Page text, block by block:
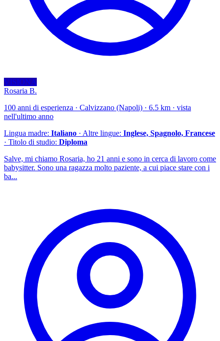
VISIONA
Rosaria B.
100 anni di esperienza · Calvizzano (Napoli) · 6.5 km · vista
nell'ultimo anno
Lingua madre: Italiano · Altre lingue: Inglese, Spagnolo, Francese
· Titolo di studio: Diploma
Salve, mi chiamo Rosaria, ho 21 anni e sono in cerca di lavoro come
babysitter. Sono una ragazza molto paziente, a cui piace stare con i
ba...